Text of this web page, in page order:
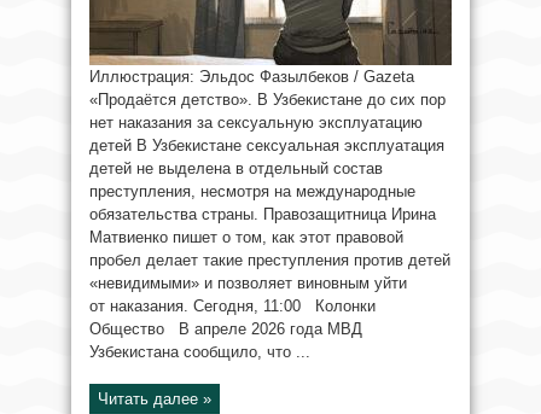
Иллюстрация: Эльдос Фазылбеков / Gazeta
«Продаётся детство». В Узбекистане до сих пор
нет наказания за сексуальную эксплуатацию
детей В Узбекистане сексуальная эксплуатация
детей не выделена в отдельный состав
преступления, несмотря на международные
обязательства страны. Правозащитница Ирина
Матвиенко пишет о том, как этот правовой
пробел делает такие преступления против детей
«невидимыми» и позволяет виновным уйти
от наказания. Сегодня, 11:00 Колонки
Общество В апреле 2026 года МВД
Узбекистана сообщило, что ...
Читать далее »